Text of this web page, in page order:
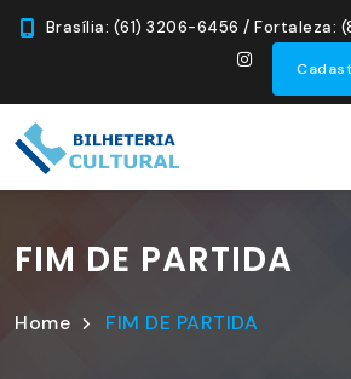
Brasília: (61) 3206-6456 / Fortaleza:
FIM DE PARTIDA
Home FIM DE PARTIDA